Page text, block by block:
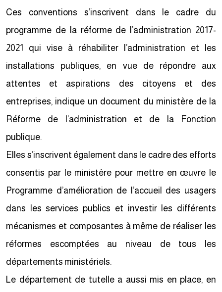
Ces conventions s’inscrivent dans le cadre du
programme de la réforme de l’administration 2017-
2021 qui vise à réhabiliter l’administration et les
installations publiques, en vue de répondre aux
attentes et aspirations des citoyens et des
entreprises, indique un document du ministère de la
Réforme de l’administration et de la Fonction
publique.
Elles s’inscrivent également dans le cadre des efforts
consentis par le ministère pour mettre en œuvre le
Programme d’amélioration de l’accueil des usagers
dans les services publics et investir les différents
mécanismes et composantes à même de réaliser les
réformes escomptées au niveau de tous les
départements ministériels.
Le département de tutelle a aussi mis en place, en